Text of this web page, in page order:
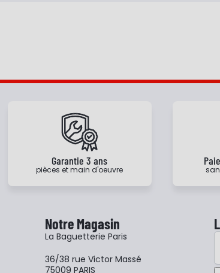
Garantie 3 ans
pièces et main d'oeuvre
Notre Magasin
La Baguetterie Paris
36/38 rue Victor Massé
75009 PARIS